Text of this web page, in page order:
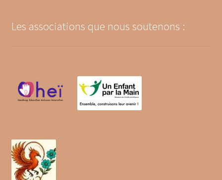
Les associations que nous soutenons :